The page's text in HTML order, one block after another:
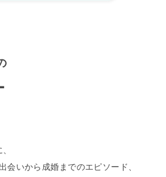
会いから成婚までのエピソード、